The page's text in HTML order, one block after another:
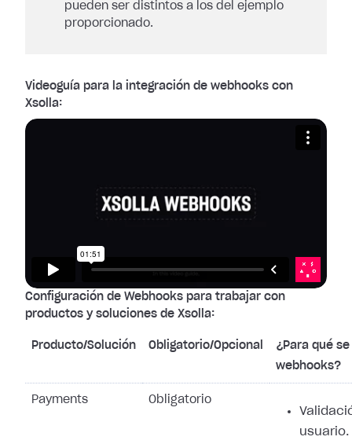
pueden ser distintos a los del ejemplo
proporcionado.
Videoguía para la integración de webhooks con
Xsolla:
Configuración de Webhooks para trabajar con
productos y soluciones de Xsolla:
Producto/Solución Obligatorio/Opcional
¿Para qué
webhooks?
Payments Obligatorio
usuario.